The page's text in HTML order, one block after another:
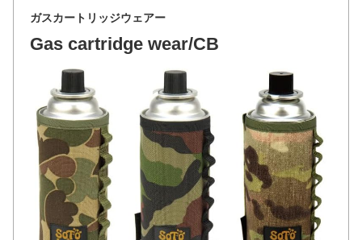
ガスカートリッジウェアー
Gas cartridge wear/CB